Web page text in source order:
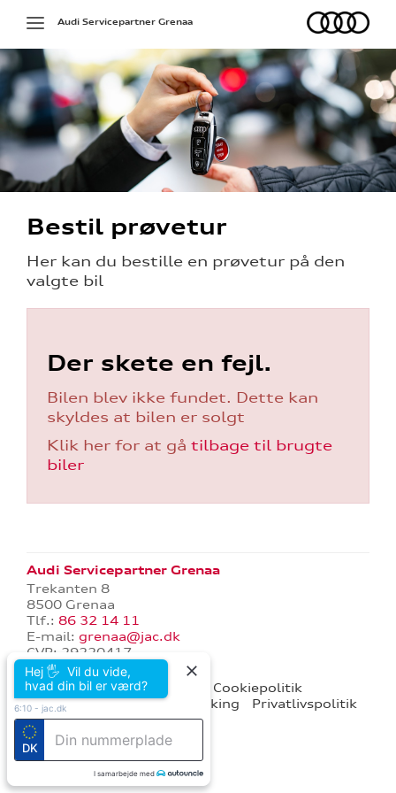
Toggle
navigation
Audi
Audi Servicepartner Grenaa
Bestil prøvetur
Her kan du bestille en prøvetur på den
valgte bil
Der skete en fejl.
Bilen blev ikke fundet. Dette kan
skyldes at bilen er solgt
Klik her for at gå tilbage til brugte
biler
Audi Servicepartner Grenaa
Trekanten 8
8500 Grenaa
Tlf.: 86 32 14 11
E-mail: grenaa@jac.dk
CVR: 29220417
audi.dk Forbrugerklage
Cookiepolitik
Betingelser for online booking
Privatlivspolitik
Kontakt
Hej 🖐 Vil du vide,
hvad din bil er værd?
6:10 - jac.dk
DK
I samarbejde med